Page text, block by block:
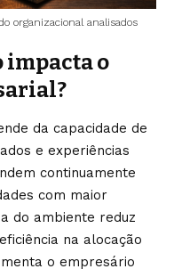
organizacional analisados
impacta o
da capacidade de
e experiências
continuamente
com maior
do ambiente reduz
na alocação
o empresário